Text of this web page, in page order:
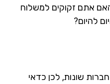
זקוקים למשלוח
שונות, לכן כדאי